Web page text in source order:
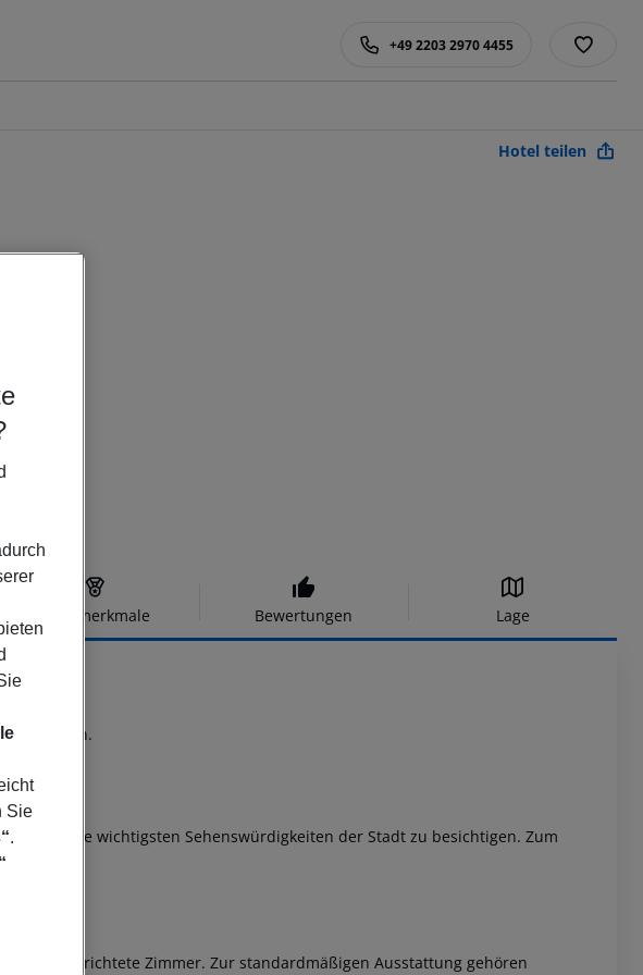
+49 2203 2970 4455
Hotel teilen
Hotelmerkmale Bewertungen Lage
gelegen.
der Nähe wichtigsten Sehenswürdigkeiten der Stadt zu besichtigen. Zum
eingerichtete Zimmer. Zur standardmäßigen Ausstattung gehören
Sie
.